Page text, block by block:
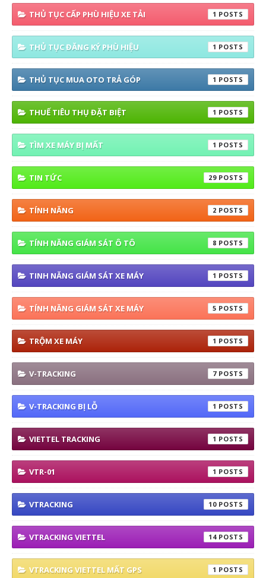
THỦ TỤC CẤP PHÙ HIỆU XE TẢI 1
THỦ TỤC ĐĂNG KÝ PHÙ HIỆU 1
THỦ TỤC MUA OTO TRẢ GÓP 1
THUẾ TIÊU THỤ ĐẶT BIỆT 1
TÌM XE MÁY BỊ MẤT 1
TIN TỨC 29
TÍNH NĂNG 2
TÍNH NĂNG GIÁM SÁT Ô TÔ 8
TINH NĂNG GIÁM SÁT XE MÁY 1
TÍNH NĂNG GIÁM SÁT XE MÁY 5
TRỘM XE MÁY 1
V-TRACKING 7
V-TRACKING BỊ LỖ 1
VIETTEL TRACKING 1
VTR-01 1
VTRACKING 10
VTRACKING VIETTEL 14
VTRACKING VIETTEL MẤT GPS 1